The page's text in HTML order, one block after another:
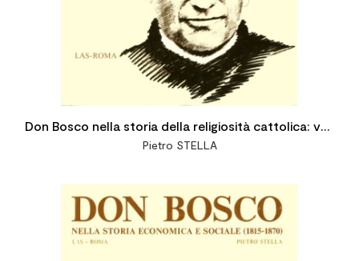
Don Bosco nella storia della religiosità cattolica: vol.
III: La canonizzazione (1888-1934)
Pietro STELLA